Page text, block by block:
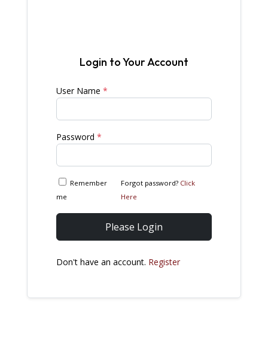
Login to Your Account
User Name *
Password *
Remember
me
Forgot password? Click
Here
Please Login
Don't have an account. Register